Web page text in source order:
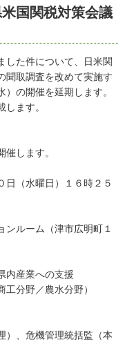
米国関税対策会議
した件について、日米関
聞取調査を改めて実施す
の開催を延期します。
ます。
します。
（水曜日）１６時２５
ーム（津市広明町１
産業への支援
野／農水分野）
、危機管理統括監（本